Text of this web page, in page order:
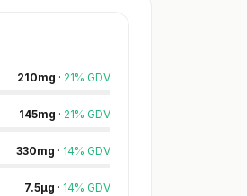
210mg · 21% GDV
145mg · 21% GDV
330mg · 14% GDV
7.5µg · 14% GDV